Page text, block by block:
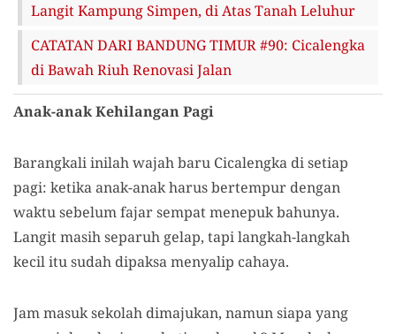
Langit Kampung Simpen, di Atas Tanah Leluhur
CATATAN DARI BANDUNG TIMUR #90: Cicalengka
di Bawah Riuh Renovasi Jalan
Anak-anak Kehilangan Pagi
Barangkali inilah wajah baru Cicalengka di setiap
pagi: ketika anak-anak harus bertempur dengan
waktu sebelum fajar sempat menepuk bahunya.
Langit masih separuh gelap, tapi langkah-langkah
kecil itu sudah dipaksa menyalip cahaya.
Jam masuk sekolah dimajukan, namun siapa yang